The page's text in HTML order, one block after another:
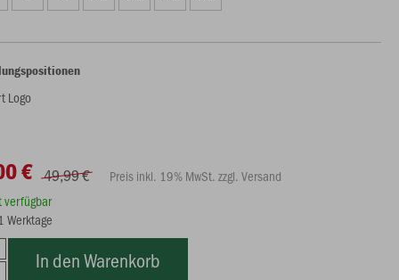
Logo
€ 49,99 €
Preis inkl. 19% MwSt. zzgl. Versand
verfügbar
Werktage
In den Warenkorb